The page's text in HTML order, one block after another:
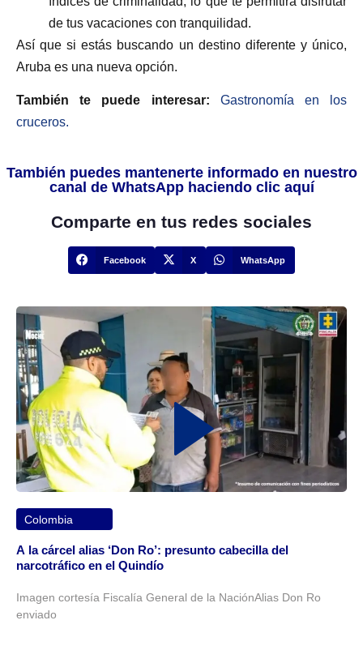
de tus vacaciones con tranquilidad.
Así que si estás buscando un destino diferente y único,
Aruba es una nueva opción.
También te puede interesar: Gastronomía en los
cruceros.
También puedes mantenerte informado en nuestro
canal de WhatsApp haciendo clic aquí
Comparte en tus redes sociales
Facebook X WhatsApp
Colombia
A la cárcel alias ‘Don Ro’: presunto cabecilla del
narcotráfico en el Quindío
Imagen cortesía Fiscalía General de la NaciónAlias Don Ro
enviado